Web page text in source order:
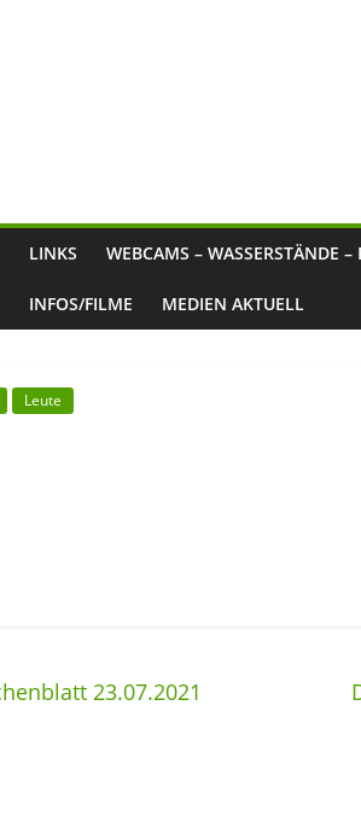
LINKS WEBCAMS – WASSERSTÄNDE –
INFOS/FILME MEDIEN AKTUELL
Leute
23.07.2021